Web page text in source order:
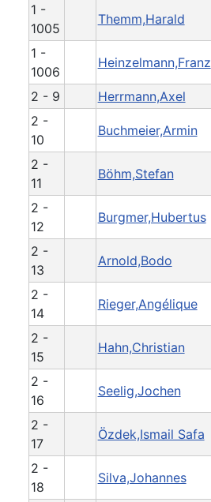
1 -
1005
Themm,Harald
1 -
1006
Heinzelmann,Franz
2 - 9 Herrmann,Axel
2 -
10
Buchmeier,Armin
2 -
11
Böhm,Stefan
2 -
12
Burgmer,Hubertus
2 -
13
Arnold,Bodo
2 -
14
Rieger,Angélique
2 -
15
Hahn,Christian
2 -
16
Seelig,Jochen
2 -
17
Özdek,Ismail Safa
2 -
18
Silva,Johannes